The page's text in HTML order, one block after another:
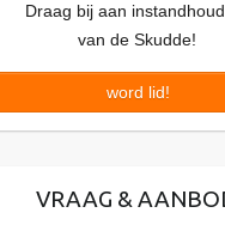
Draag bij aan
van de Skudde!
word lid!
VRAAG &